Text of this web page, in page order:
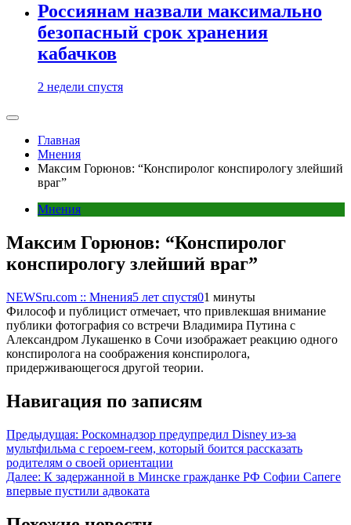
Россиянам назвали максимально
безопасный срок хранения
кабачков
2 недели спустя
Главная
Мнения
Максим Горюнов: “Конспиролог конспирологу злейший
враг”
Мнения
Максим Горюнов: “Конспиролог
конспирологу злейший враг”
NEWSru.com :: Мнения5 лет спустя01 минуты
Философ и публицист отмечает, что привлекшая внимание
публики фотография со встречи Владимира Путина с
Александром Лукашенко в Сочи изображает реакцию одного
конспиролога на соображения конспиролога,
придерживающегося другой теории.
Навигация по записям
Предыдущая: Роскомнадзор предупредил Disney из-за
мультфильма c героем-геем, который боится рассказать
родителям о своей ориентации
Далее: К задержанной в Минске гражданке РФ Софии Сапеге
впервые пустили адвоката